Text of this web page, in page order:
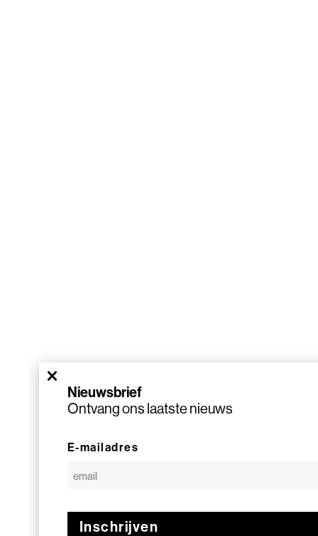
×
Nieuwsbrief
Ontvang ons laatste nieuws
E-mailadres
Inschrijven